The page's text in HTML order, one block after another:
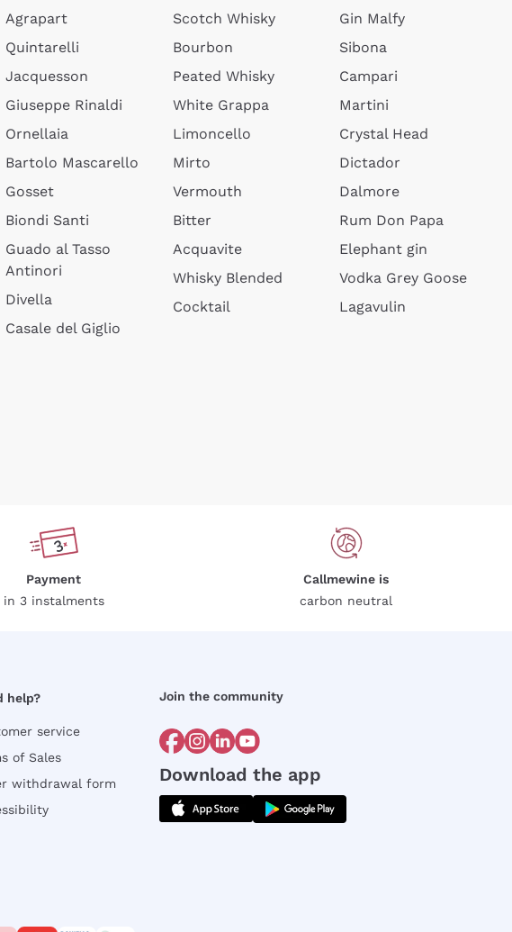
Agrapart
Quintarelli
Jacquesson
Giuseppe Rinaldi
Ornellaia
Bartolo Mascarello
Gosset
Biondi Santi
Guado al Tasso
Antinori
Divella
Casale del Giglio
Scotch Whisky
Bourbon
Peated Whisky
White Grappa
Limoncello
Mirto
Vermouth
Bitter
Acquavite
Whisky Blended
Cocktail
Gin Malfy
Sibona
Campari
Martini
Crystal Head
Dictador
Dalmore
Rum Don Papa
Elephant gin
Vodka Grey Goose
Lagavulin
Payment
in 3 instalments
Callmewine is
carbon neutral
help?
service
of Sales
withdrawal form
Join the community
Download the app